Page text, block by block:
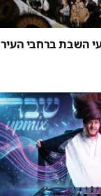
השבת ברחבי העיר